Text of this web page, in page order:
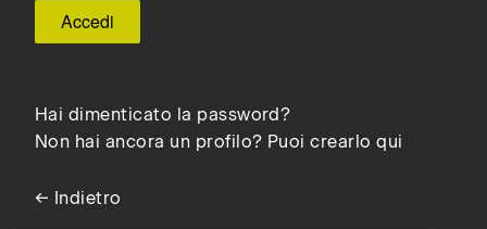
Hai dimenticato la password?
Non hai ancora un profilo? Puoi crearlo qui
← Indietro